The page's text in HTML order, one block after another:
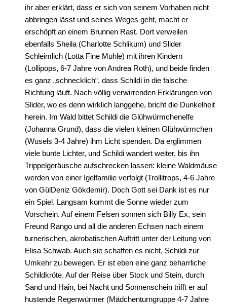
ihr aber erklärt, dass er sich von seinem Vorhaben nicht
abbringen lässt und seines Weges geht, macht er
erschöpft an einem Brunnen Rast. Dort verweilen
ebenfalls Sheila (Charlotte Schlikum) und Slider
Schleimlich (Lotta Fine Muhle) mit ihren Kindern
(Lollipops, 6-7 Jahre von Andrea Roth), und beide finden
es ganz „schnecklich“, dass Schildi in die falsche
Richtung läuft. Nach völlig verwirrenden Erklärungen von
Slider, wo es denn wirklich langgehe, bricht die Dunkelheit
herein. Im Wald bittet Schildi die Glühwürmchenelfe
(Johanna Grund), dass die vielen kleinen Glühwürmchen
(Wusels 3-4 Jahre) ihm Licht spenden. Da erglimmen
viele bunte Lichter, und Schildi wandert weiter, bis ihn
Trippelgeräusche aufschrecken lassen: kleine Waldmäuse
werden von einer Igelfamilie verfolgt (Trollitrops, 4-6 Jahre
von GülDeniz Gökdemir). Doch Gott sei Dank ist es nur
ein Spiel. Langsam kommt die Sonne wieder zum
Vorschein. Auf einem Felsen sonnen sich Billy Ex, sein
Freund Rango und all die anderen Echsen nach einem
turnerischen, akrobatischen Auftritt unter der Leitung von
Elisa Schwab. Auch sie schaffen es nicht, Schildi zur
Umkehr zu bewegen. Er ist eben eine ganz beharrliche
Schildkröte. Auf der Reise über Stock und Stein, durch
Sand und Hain, bei Nacht und Sonnenschein trifft er auf
hustende Regenwürmer (Mädchenturngruppe 4-7 Jahre